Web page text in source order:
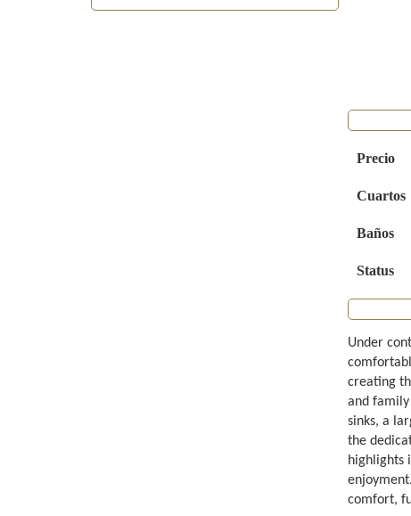
Precio
Cuartos
Baños
Status
Under
creating
and
sinks, a
the
highlights
comfort,